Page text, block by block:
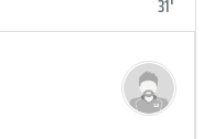
31'